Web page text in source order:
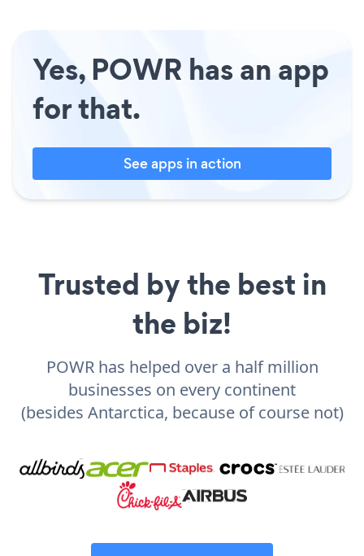
Yes, POWR has an app
for that.
See apps in action
Trusted by the best in
the biz!
POWR has helped over a half million
businesses on every continent
(besides Antarctica, because of course not)